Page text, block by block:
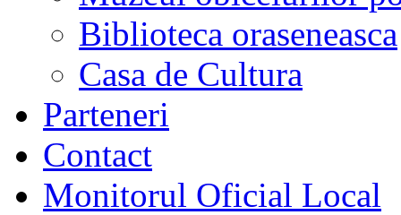
Biblioteca oraseneasca
Casa de Cultura
Parteneri
Contact
Monitorul Oficial Local